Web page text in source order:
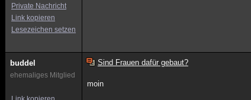
Private Nachricht
Link kopieren
Lesezeichen setzen
buddel
ehemaliges Mitglied
Sind Frauen dafür gebaut?
moin